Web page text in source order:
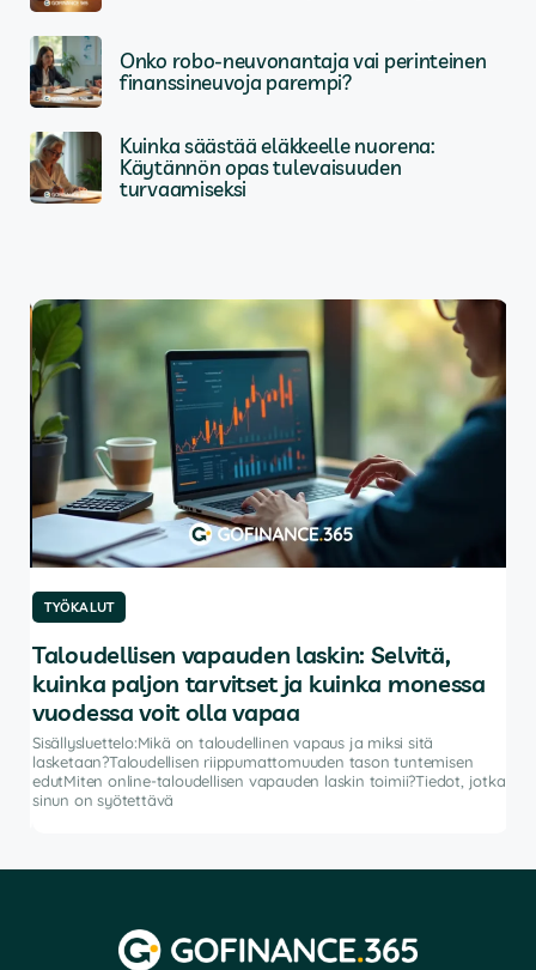
Onko robo-neuvonantaja vai perinteinen
finanssineuvoja parempi?
Kuinka säästää eläkkeelle nuorena:
Käytännön opas tulevaisuuden
turvaamiseksi
TYÖKALUT
Taloudellisen vapauden laskin: Selvitä,
kuinka paljon tarvitset ja kuinka monessa
vuodessa voit olla vapaa
Sisällysluettelo:Mikä on taloudellinen vapaus ja miksi sitä
lasketaan?Taloudellisen riippumattomuuden tason tuntemisen
edutMiten online-taloudellisen vapauden laskin toimii?Tiedot, jotka
sinun on syötettävä